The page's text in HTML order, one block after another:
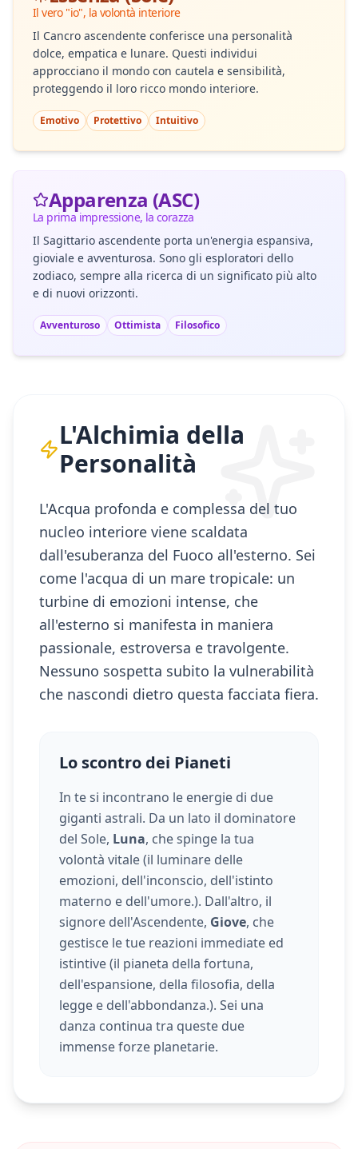
Il vero "io", la volontà interiore
Il Cancro ascendente conferisce una personalità
dolce, empatica e lunare. Questi individui
approcciano il mondo con cautela e sensibilità,
proteggendo il loro ricco mondo interiore.
Emotivo Protettivo Intuitivo
Apparenza (ASC)
La prima impressione, la corazza
Il Sagittario ascendente porta un'energia espansiva,
gioviale e avventurosa. Sono gli esploratori dello
zodiaco, sempre alla ricerca di un significato più alto
e di nuovi orizzonti.
Avventuroso Ottimista Filosofico
L'Alchimia della
Personalità
L'Acqua profonda e complessa del tuo
nucleo interiore viene scaldata
dall'esuberanza del Fuoco all'esterno. Sei
come l'acqua di un mare tropicale: un
turbine di emozioni intense, che
all'esterno si manifesta in maniera
passionale, estroversa e travolgente.
Nessuno sospetta subito la vulnerabilità
che nascondi dietro questa facciata fiera.
Lo scontro dei Pianeti
In te si incontrano le energie di due
giganti astrali. Da un lato il dominatore
del Sole, Luna, che spinge la tua
volontà vitale (il luminare delle
emozioni, dell'inconscio, dell'istinto
materno e dell'umore.). Dall'altro, il
signore dell'Ascendente, Giove, che
gestisce le tue reazioni immediate ed
istintive (il pianeta della fortuna,
dell'espansione, della filosofia, della
legge e dell'abbondanza.). Sei una
danza continua tra queste due
immense forze planetarie.